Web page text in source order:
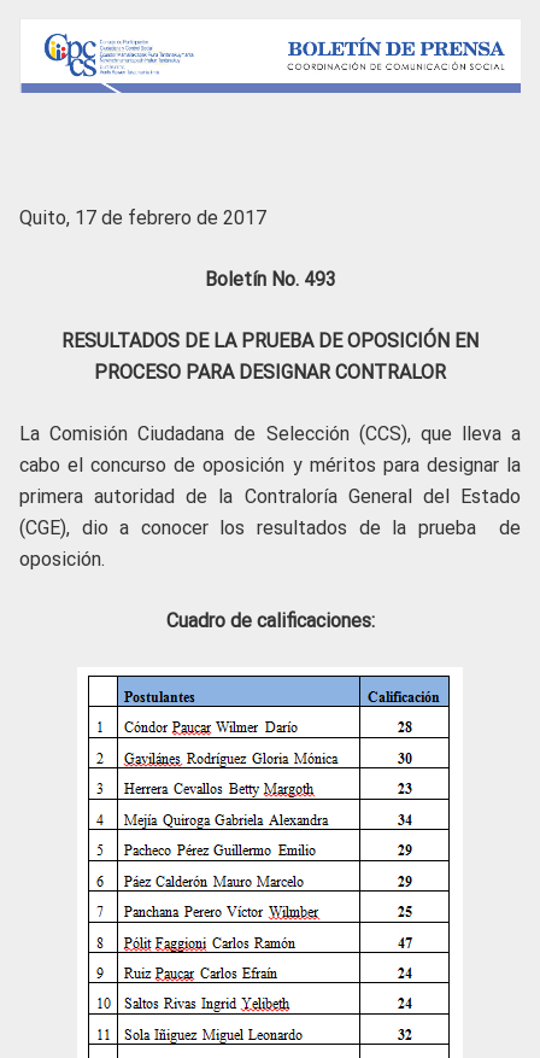
Quito, 17 de febrero de 2017
Boletín No. 493
RESULTADOS DE LA PRUEBA DE OPOSICIÓN EN
PROCESO PARA DESIGNAR CONTRALOR
La Comisión Ciudadana de Selección (CCS), que lleva a
cabo el concurso de oposición y méritos para designar la
primera autoridad de la Contraloría General del Estado
(CGE), dio a conocer los resultados de la prueba de
oposición.
Cuadro de calificaciones: